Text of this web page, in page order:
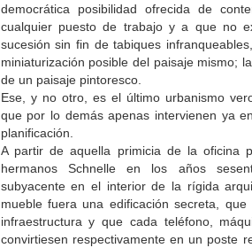
democrática posibilidad ofrecida de
cualquier puesto de trabajo y a que no
sucesión sin fin de tabiques
miniaturización posible del paisaje mismo;
de un paisaje pintoresco.
Ese, y no otro, es el último urbanismo
que por lo demás apenas intervienen ya
planificación.
A partir de aquella primicia de la oficina
hermanos Schnelle en los años
subyacente en el interior de la rígida
mueble fuera una edificación secreta,
infraestructura y que cada teléfono,
convirtiesen respectivamente en un poste